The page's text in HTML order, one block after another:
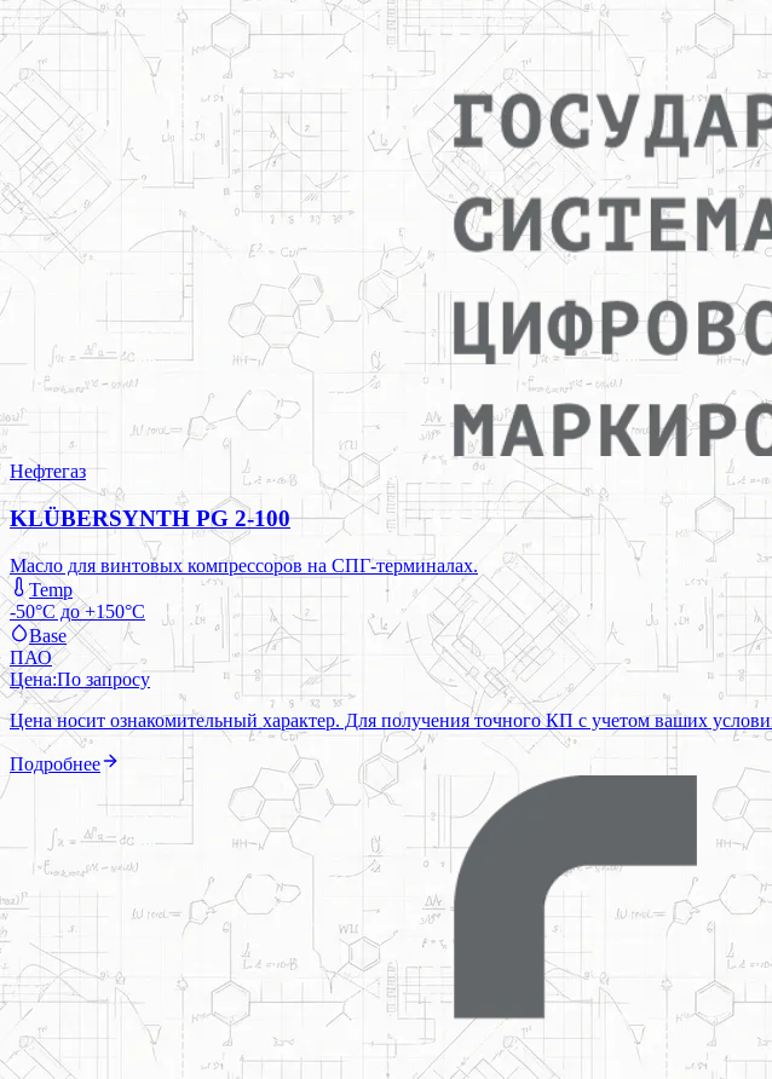
Нефтегаз
KLÜBERSYNTH PG 2-100
Масло для винтовых компрессоров на СПГ-терминалах.
Temp
-50°C до +150°C
Base
ПАО
Цена:По запросу
Цена носит ознакомительный характер. Для получения точного КП с учетом ваших
Подробнее